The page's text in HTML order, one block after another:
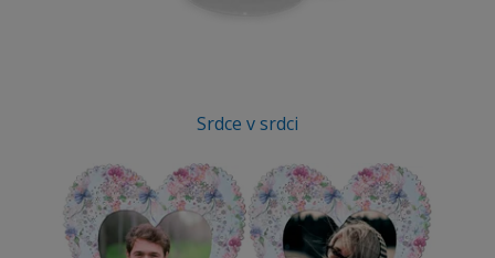
Srdce v srdci